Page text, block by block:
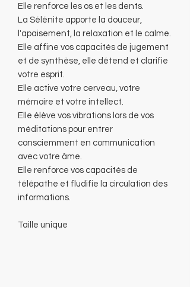
Elle renforce les os et les dents.
La Sélénite apporte la douceur,
l'apaisement, la relaxation et le calme.
Elle affine vos capacités de jugement
et de synthèse, elle détend et clarifie
votre esprit.
Elle active votre cerveau, votre
mémoire et votre intellect.
Elle élève vos vibrations lors de vos
méditations pour entrer
consciemment en communication
avec votre âme.
Elle renforce vos capacités de
télépathe et fludifie la circulation des
informations.
Taille unique